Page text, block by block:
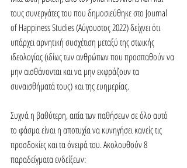
τους συνεργάτες του που δημοσιεύθηκε στο Journal
of Happiness Studies (Αύγουστος 2022) δείχνει ότι
υπάρχει αρνητική συσχέτιση μεταξύ της στωικής
ιδεολογίας (ιδίως των ανθρώπων που προσπαθούν να
μην αισθάνονται και να μην εκφράζουν τα
συναισθήματά τους) και της ευημερίας.
Συχνά η βαθύτερη, αιτία των παθήσεων σε όλο αυτό
το φάσμα είναι η αποτυχία να κυνηγήσει κανείς τις
προσδοκίες και τα όνειρά του. Ακολουθούν 8
παραδείγματα ενδείξεων: